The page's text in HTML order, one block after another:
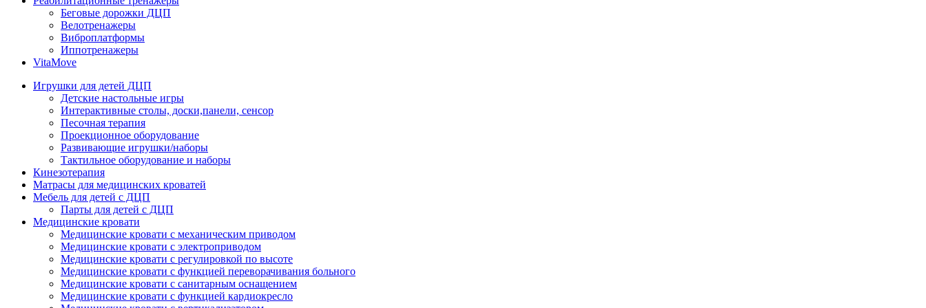
Беговые дорожки ДЦП
Велотренажеры
Виброплатформы
Иппотренажеры
VitaMove
Игрушки для детей ДЦП
Детские настольные игры
Интерактивные столы, доски,панели, сенсор
Песочная терапия
Проекционное оборудование
Развивающие игрушки/наборы
Тактильное оборудование и наборы
Кинезотерапия
Матрасы для медицинских кроватей
Мебель для детей с ДЦП
Парты для детей с ДЦП
Медицинские кровати
Медицинские кровати с механическим приводом
Медицинские кровати с электроприводом
Медицинские кровати с регулировкой по высоте
Медицинские кровати с функцией переворачивания больного
Медицинские кровати с санитарным оснащением
Медицинские кровати с функцией кардиокресло